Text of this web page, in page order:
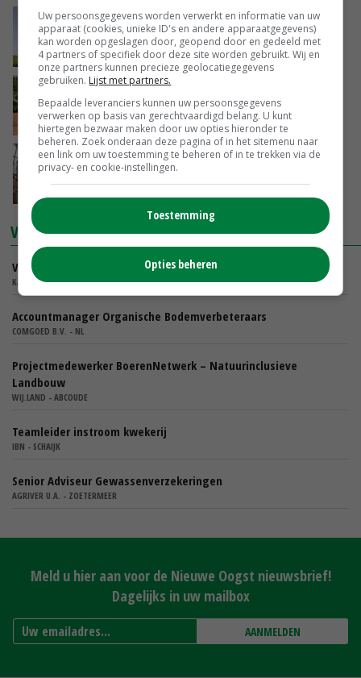
Bij CONO aan tafel: De stap naar de nieuwe
tijd
CONO KAASMAKERS
Aaltjes in de bodem? Zo helpen
groenbemesters de druk natuurlijk verlagen
DSV ZADEN NEDERLAND
Kalverdiarree: zo houd je je kalveren gezond
VACATURES
Verkoper Binnendienst Glastuinbouw
KARO BV - ZWAAGDIJK, NOORD-HOLLAND,
Accountmanager Organische Bodemverbeteraars
COMGOED B.V. - NL
Projectmedewerker BoerenNetwerk – Natuurinclusieve
Landbouw
WIJ.LAND - ABCOUDE
Teamleider instroom kwekerij
IBN - SCHAIJK
Senior Adviseur Gewassenverzekeringen
AGRIVER U.A. - ZOETERMEER
Meld u hier aan voor de Nieuwe Oogst nieuwsbrief!
Dagelijks in uw mailbox
AANMELDEN
Uw persoonsgegevens worden verwerkt en informatie van uw
apparaat (cookies, unieke ID's en andere apparaatgegevens)
kan worden opgeslagen door, geopend door en gedeeld met
4 partners of specifiek door deze site worden gebruikt. Wij en
onze partners kunnen precieze geolocatiegegevens
gebruiken. Lijst met partners.
Bepaalde leveranciers kunnen uw persoonsgegevens
verwerken op basis van gerechtvaardigd belang. U kunt
hiertegen bezwaar maken door uw opties hieronder te
beheren. Zoek onderaan deze pagina of in het sitemenu naar
een link om uw toestemming te beheren of in te trekken via de
privacy- en cookie-instellingen.
Toestemming
Opties beheren